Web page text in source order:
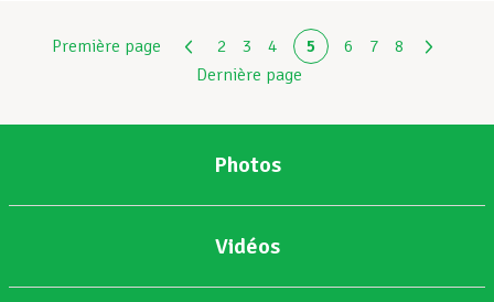
Première page 2 3 4 5 6 7
8
Dernière page
Photos
Vidéos